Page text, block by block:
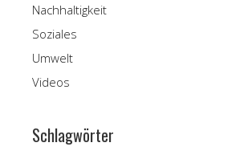
Nachhaltigkeit
Soziales
Umwelt
Videos
Schlagwörter